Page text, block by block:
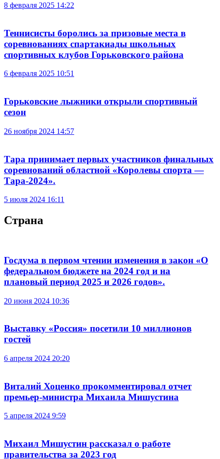
8 февраля 2025 14:22
Теннисисты боролись за призовые места в
соревнованиях спартакиады школьных
спортивных клубов Горьковского района
6 февраля 2025 10:51
Горьковские лыжники открыли спортивный
сезон
26 ноября 2024 14:57
Тара принимает первых участников финальных
соревнований областной «Королевы спорта —
Тара-2024».
5 июля 2024 16:11
Страна
Госдума в первом чтении изменения в закон «О
федеральном бюджете на 2024 год и на
плановый период 2025 и 2026 годов».
20 июня 2024 10:36
Выставку «Россия» посетили 10 миллионов
гостей
6 апреля 2024 20:20
Виталий Хоценко прокомментировал отчет
премьер-министра Михаила Мишустина
5 апреля 2024 9:59
Михаил Мишустин рассказал о работе
правительства за 2023 год